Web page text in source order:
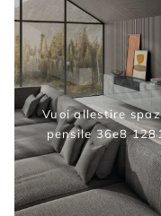
Vuoi allestire
pensile 36e8